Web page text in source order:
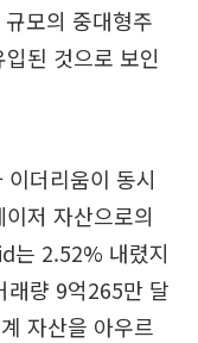
모의 중대형주
된 것으로 보인
더리움이 동시
저 자산으로의
는 2.52% 내렸지
래량 9억265만 달
자산을 아우르